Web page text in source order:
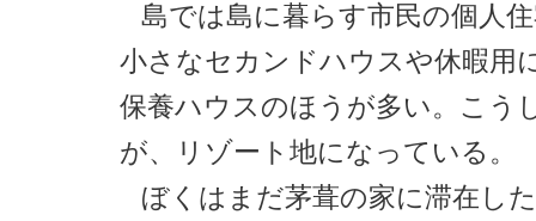
島では島に暮らす市民の個人
小さなセカンドハウスや休暇用
保養ハウスのほうが多い。こう
が、リゾート地になっている。
ぼくはまだ茅葺の家に滞在し